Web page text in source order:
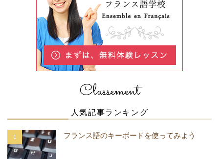
Classement
人気記事ランキング
フランス語のキーボードを使ってみよう